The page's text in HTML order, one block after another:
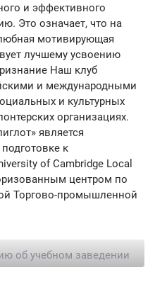
и эффективного
Это означает, что на
мотивирующая
лучшему усвоению
Наш клуб
и международными
и культурных
организациях.
является
к
of Cambridge Local
центром по
Торгово-промышленной
об учебном заведении